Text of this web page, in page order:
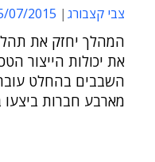
צבי קצבורג 2015 18:05
המהלך יחזק את
את יכולות הייצור
השבבים בהחלט
מארבע חברות